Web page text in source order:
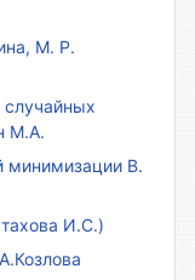
М. Р.
М.А.
минимизации В.
И.С.)